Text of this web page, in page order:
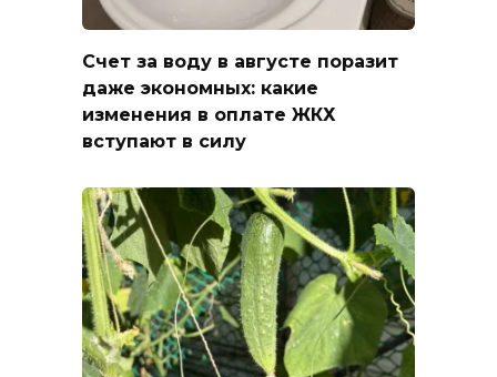
Счет за воду в августе поразит
даже экономных: какие
изменения в оплате ЖКХ
вступают в силу